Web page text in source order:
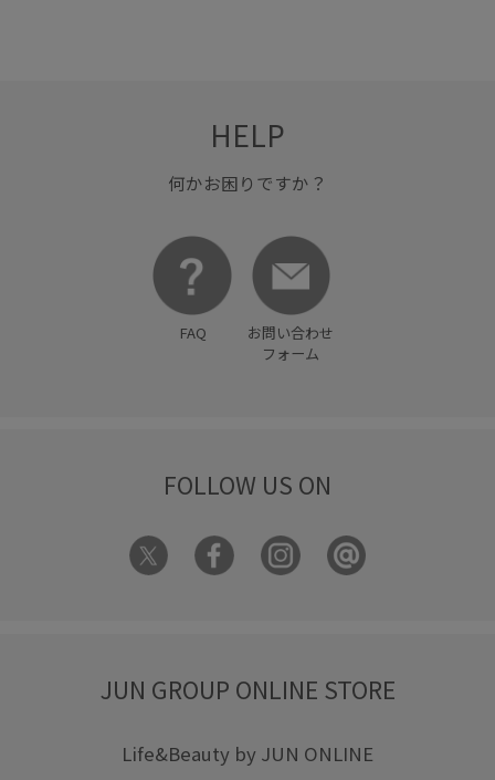
HELP
何かお困りですか？
FAQ
お問い合わせ
フォーム
FOLLOW US ON
JUN GROUP ONLINE STORE
Life&Beauty by JUN ONLINE